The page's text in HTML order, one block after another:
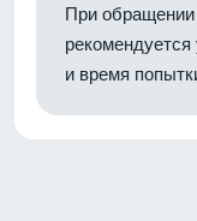
При
и время